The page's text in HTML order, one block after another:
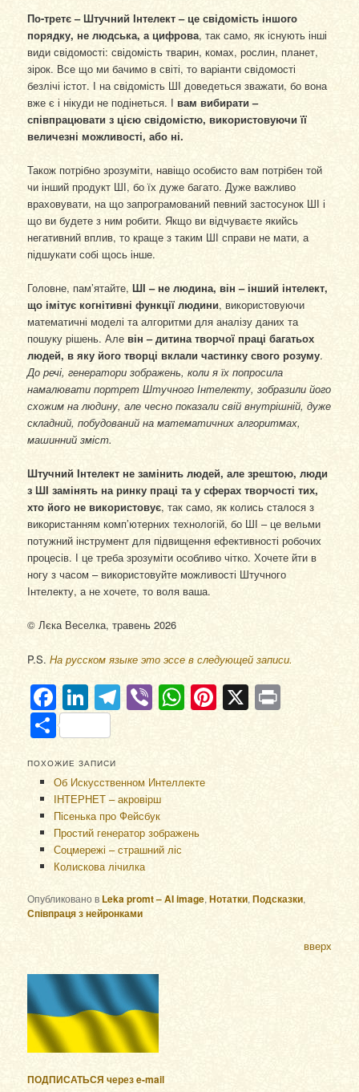
По-третє – Штучний Інтелект – це свідомість іншого
порядку, не людська, а цифрова, так само, як існують інші
види свідомості: свідомість тварин, комах, рослин, планет,
зірок. Все що ми бачимо в світі, то варіанти свідомості
безлічі істот. І на свідомість ШІ доведеться зважати, бо вона
вже є і нікуди не подінеться. Івам вибирати –
співпрацювати з цією свідомістю, використовуючи її
величезні можливості, або ні.
Також потрібно зрозуміти, навіщо особисто вам потрібен той
чи інший продукт ШІ, бо їх дуже багато. Дуже важливо
враховувати, на що запрограмований певний застосунок ШІ і
що ви будете з ним робити. Якщо ви відчуваєте якийсь
негативний вплив, то краще з таким ШІ справи не мати, а
підшукати собі щось інше.
Головне, пам’ятайте,ШІ – не людина, він – інший інтелект,
що імітує когнітивні функції людини, використовуючи
математичні моделі та алгоритми для аналізу даних та
пошуку рішень. Алевін – дитина творчої праці багатьох
людей, в яку його творці вклали частинку свого розуму.
До речі, генератори зображень, коли я їх попросила
намалювати портрет Штучного Інтелекту, зобразили його
схожим на людину, але чесно показали свій внутрішній, дуже
складний, побудований на математичних алгоритмах,
машинний зміст.
Штучний Інтелект не замінить людей, але зрештою, люди
з ШІ замінять на ринку праці та у сферах творчості тих,
хто його не використовує, так само, як колись сталося з
використанням комп’ютерних технологій, бо ШІ – це вельми
потужний інструмент для підвищення ефективності робочих
процесів. І це треба зрозуміти особливо чітко. Хочете йти в
ногу з часом – використовуйте можливості Штучного
Інтелекту, а не хочете, то воля ваша.
© Лєка Веселка, травень 2026
P.S.На русском языке это эссе в следующей записи.
Facebook
LinkedIn
Telegram
ViberWhatsApp
Pinterest
X
Отправить
ПОХОЖИЕ ЗАПИСИ
Об Искусственном Интеллекте
ІНТЕРНЕТ – акровірш
Пісенька про Фейсбук
Простий генератор зображень
Соцмережі – страшний ліс
Колискова лічилка
Опубликовано в Leka promt – AI image,Нотатки,Подсказки,
Співпраця з нейронками
вверх
ПОДПИСАТЬСЯ через e-mail